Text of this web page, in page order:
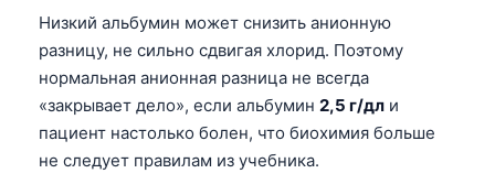
Низкий альбумин может снизить анионную
разницу, не сильно сдвигая хлорид. Поэтому
нормальная анионная разница не всегда
«закрывает дело», если альбумин 2,5 г/дл и
пациент настолько болен, что биохимия больше
не следует правилам из учебника.